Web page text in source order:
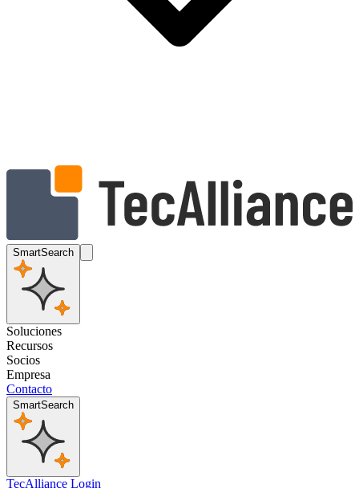
SmartSearch
Soluciones
Recursos
Socios
Empresa
Contacto
SmartSearch
TecAlliance Login